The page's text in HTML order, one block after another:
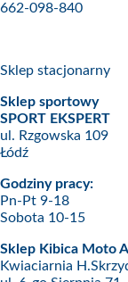
662-098-840
Sklep stacjonarny
Sklep sportowy
SPORT EKSPERT
ul. Rzgowska 109
Łódź
Godziny pracy:
Pn-Pt 9-18
Sobota 10-15
Sklep Kibica Moto
Kwiaciarnia